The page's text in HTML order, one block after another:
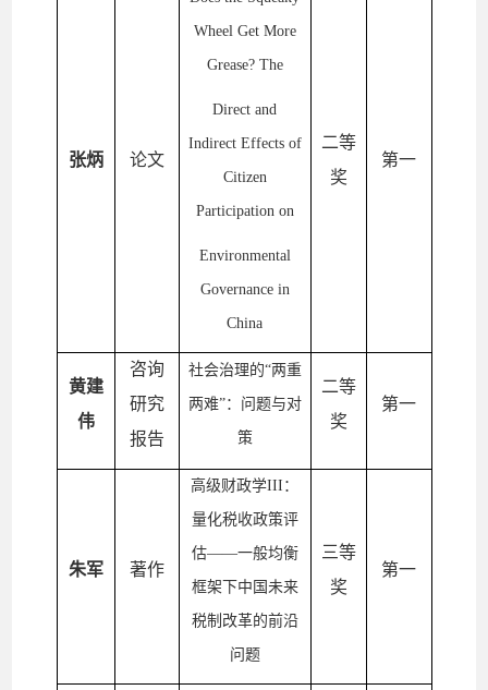
张炳 论文
Wheel Get More
Grease? The
Direct and
Indirect Effects of
Citizen
Participation on
Environmental
Governance in
China
二等
奖
第一
黄建
伟
咨询
研究
报告
社会治理的“两重
两难”：问题与对
策
二等
奖
第一
朱军 著作
高级财政学III：
量化税收政策评
估——一般均衡
框架下中国未来
税制改革的前沿
问题
三等
奖
第一